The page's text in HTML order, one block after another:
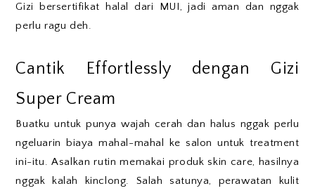
Gizi bersertifikat halal dari MUI, jadi aman dan nggak
perlu ragu deh.
Cantik Effortlessly dengan Gizi
Super Cream
Buatku untuk punya wajah cerah dan halus nggak perlu
ngeluarin biaya mahal-mahal ke salon untuk treatment
ini-itu. Asalkan rutin memakai produk skin care, hasilnya
nggak kalah kinclong. Salah satunya, perawatan kulit